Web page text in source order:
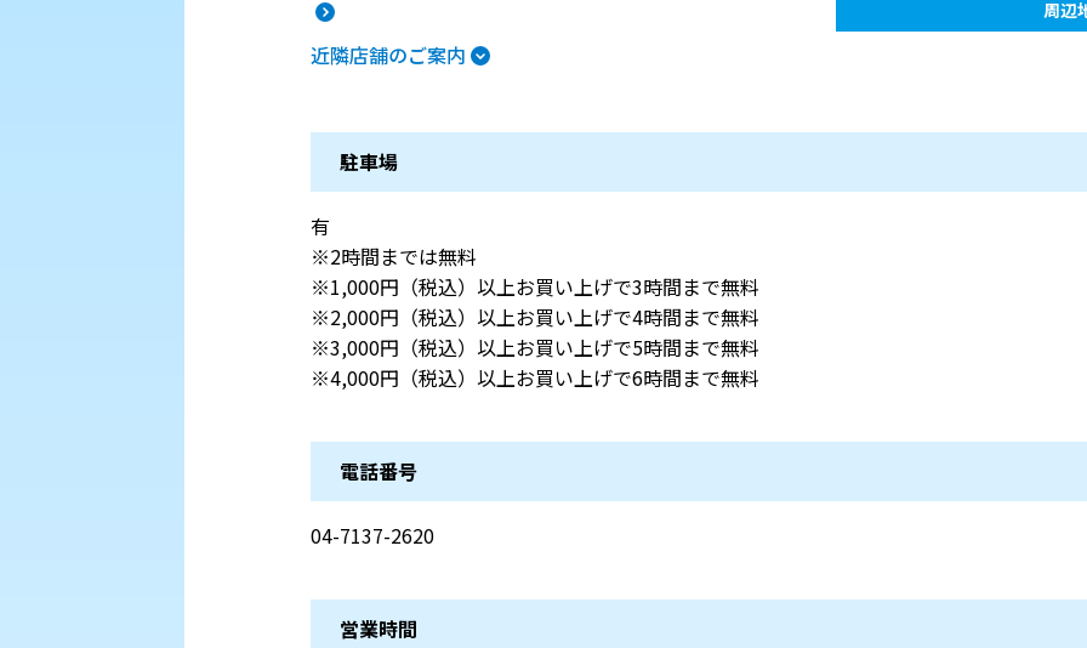
周辺
近隣店舗のご案内
駐車場
有
※2時間までは無料
※1,000円（税込）以上お買い上げで3時間まで無料
※2,000円（税込）以上お買い上げで4時間まで無料
※3,000円（税込）以上お買い上げで5時間まで無料
※4,000円（税込）以上お買い上げで6時間まで無料
電話番号
04-7137-2620
営業時間